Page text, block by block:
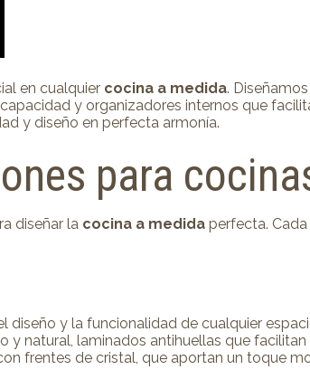
en cualquier cocina a medida.
y organizadores internos que
y diseño en perfecta armonía.
para
diseñar la cocina a medida perfecta.
diseño y la funcionalidad de cualquier
natural, laminados antihuellas que
frentes de cristal, que aportan un toque